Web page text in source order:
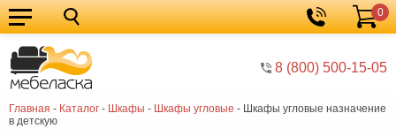
8 (800) 500-15-05
Корзина
0
Главная - Каталог - Шкафы - Шкафы угловые - Шкафы угловые назначение
в детскую
Кухонные
гарнитуры
Мебель
для
кухни
Мебель
для
Кровати